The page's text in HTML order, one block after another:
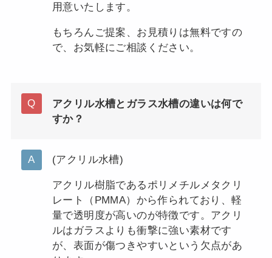
用意いたします。
もちろんご提案、お見積りは無料ですの
で、お気軽にご相談ください。
アクリル水槽とガラス水槽の違いは何で
すか？
(アクリル水槽)
アクリル樹脂であるポリメチルメタクリ
レート（PMMA）から作られており、軽
量で透明度が高いのが特徴です。アクリ
ルはガラスよりも衝撃に強い素材です
が、表面が傷つきやすいという欠点があ
テトラ教授（AI自動応答）
アクアレンタリウム相談室へようこそ！
水槽のレンタルやメンテナンスについてAIがお答